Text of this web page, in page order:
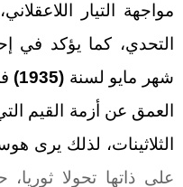
مواجهة التيار
التحدي، كما يؤكد في
شهر مايو لسنة (1935)
العمق عن أزمة القيم
الثلاثينات، لذلك يرى
على ذاتها تحولا